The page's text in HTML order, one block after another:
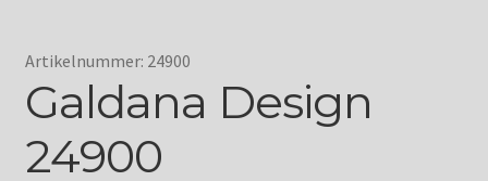
Artikelnummer: 24900
Galdana Design
24900